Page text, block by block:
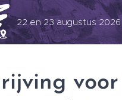
22 en 23 augustus 2026